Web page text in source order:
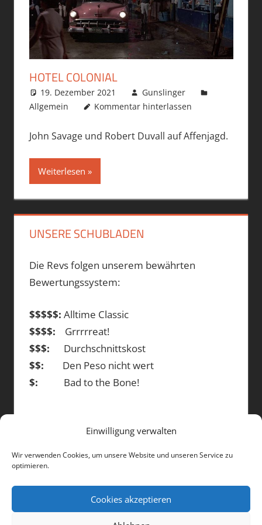
Einwilligung verwalten
Wir verwenden Cookies, um unsere Website und unseren Service zu
optimieren.
Cookies akzeptieren
HOTEL COLONIAL
19. Dezember 2021
Gunslinger
Allgemein
Kommentar hinterlassen
John Savage und Robert Duvall auf Affenjagd.
Weiterlesen
UNSERE SCHUBLADEN
Die Revs folgen unserem bewährten
Bewertungssystem:
$$$$$: Alltime Classic
$$$$: Grrrrreat!
$$$: Durchschnittskost
$$: Den Peso nicht wert
$: Bad to the Bone!
DIE BEITRÄGE